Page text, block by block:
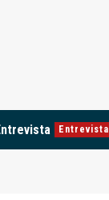
Entrevista